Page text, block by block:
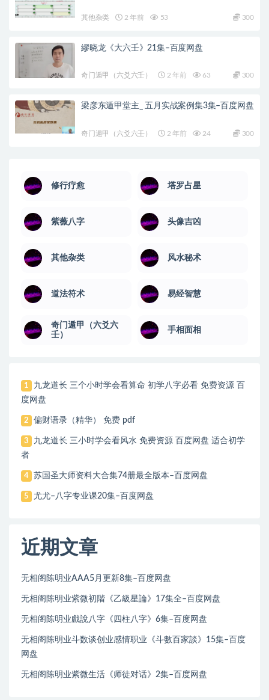
其他杂类 2 年前 53 300
繆晓龙《大六壬》21集–百度网盘
奇门遁甲（六爻六壬） 2 年前 63 300
梁彦东遁甲堂主_ 五月实战案例集3集–百度网盘
奇门遁甲（六爻六壬） 2 年前 24 300
修行疗愈 塔罗占星
紫薇八字 头像吉凶
其他杂类 风水秘术
道法符术 易经智慧
奇门遁甲（六爻六
壬）
手相面相
1
九龙道长 三个小时学会看算命 初学八字必看 免费资源 百
度网盘
2 偏财语录（精华） 免费 pdf
3
九龙道长 三小时学会看风水 免费资源 百度网盘 适合初学
者
4 苏国圣大师资料大合集74册最全版本–百度网盘
5 尤尤–八字专业课20集–百度网盘
近期文章
无相阁陈明业AAA5月更新8集–百度网盘
无相阁陈明业紫微初階《乙級星論》17集全–百度网盘
无相阁陈明业戲說八字《四柱八字》6集–百度网盘
无相阁陈明业斗数谈创业感情职业《斗數百家談》15集–百度
网盘
无相阁陈明业紫微生活《师徒对话》2集–百度网盘